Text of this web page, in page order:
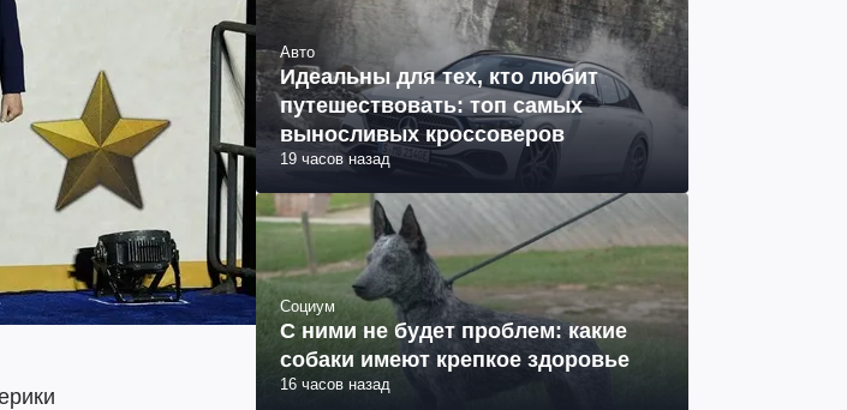
Авто
Идеальны для тех, кто любит
путешествовать: топ самых
выносливых кроссоверов
19 часов назад
Социум
С ними не будет проблем: какие
собаки имеют крепкое здоровье
16 часов назад